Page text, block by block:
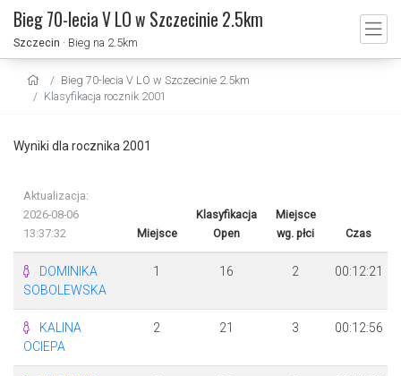
Bieg 70-lecia V LO w Szczecinie 2.5km
Szczecin · Bieg na 2.5km
Bieg 70-lecia V LO w Szczecinie 2.5km
Klasyfikacja rocznik 2001
Wyniki dla rocznika 2001
Aktualizacja:
2026-08-06
13:37:32
Miejsce
Klasyfikacja
Open
Miejsce
wg. płci
Czas
DOMINIKA
SOBOLEWSKA
1 16 2 00:12:21
KALINA
OCIEPA
2 21 3 00:12:56